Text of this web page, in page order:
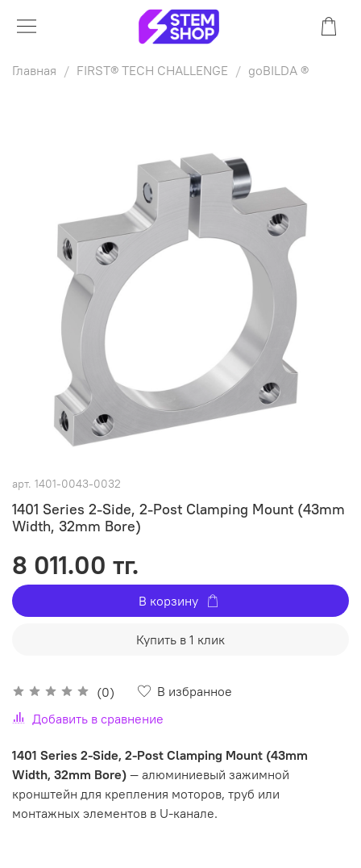
Главная FIRST® TECH CHALLENGE goBILDA ®
арт. 1401-0043-0032
1401 Series 2-Side, 2-Post Clamping Mount (43mm
Width, 32mm Bore)
(0)
В избранное
Добавить в сравнение
8 011.00 тг.
В корзину
Купить в 1 клик
1401 Series 2-Side, 2-Post Clamping Mount (43mm
Width, 32mm Bore) — алюминиевый зажимной
кронштейн для крепления моторов, труб или
монтажных элементов в U-канале.